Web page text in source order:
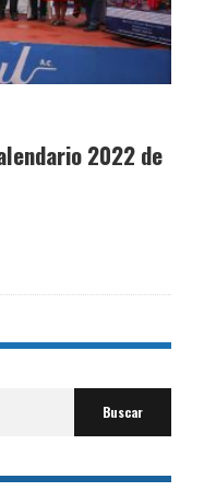
2022 de